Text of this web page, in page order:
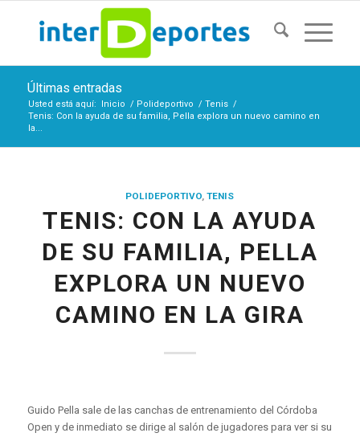
Últimas entradas
Usted está aquí: Inicio / Polideportivo / Tenis /
Tenis: Con la ayuda de su familia, Pella explora un nuevo camino en
la...
POLIDEPORTIVO,TENIS
TENIS: CON LA AYUDA
DE SU FAMILIA, PELLA
EXPLORA UN NUEVO
CAMINO EN LA GIRA
Guido Pella sale de las canchas de entrenamiento del Córdoba
Open y de inmediato se dirige al salón de jugadores para ver si su